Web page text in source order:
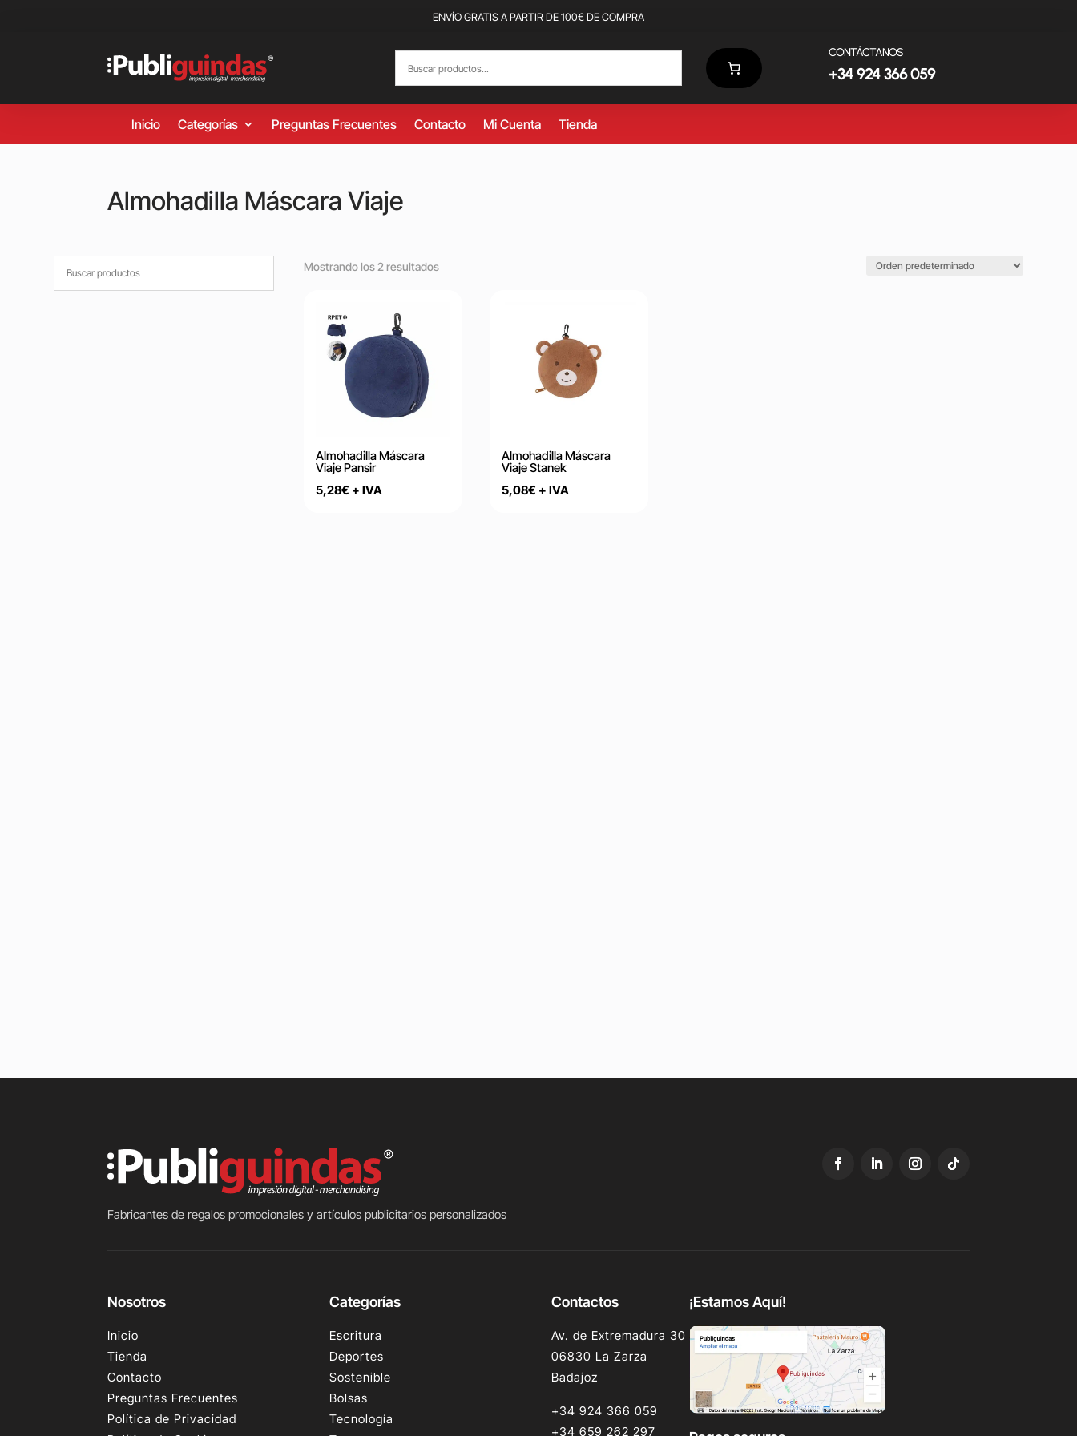
ENVÍO GRATIS A PARTIR DE 100€ DE COMPRA
CONTÁCTANOS
+34 924 366 059
Inicio Categorías Preguntas Frecuentes Contacto Mi Cuenta Tienda
Almohadilla Máscara Viaje
Mostrando los 2 resultados
Almohadilla Máscara
Viaje Pansir
5,28€ + IVA
Almohadilla Máscara
Viaje Stanek
5,08€ + IVA
Fabricantes de regalos promocionales y artículos publicitarios personalizados
Nosotros
Inicio
Tienda
Contacto
Preguntas Frecuentes
Política de Privacidad
Categorías
Escritura
Deportes
Sostenible
Bolsas
Tecnología
Contactos
Av. de Extremadura 30
06830 La Zarza
Badajoz
+34 924 366 059
+34 659 262 297
¡Estamos Aquí!